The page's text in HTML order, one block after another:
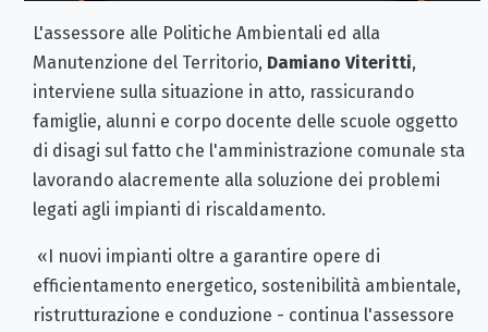
L'assessore alle Politiche Ambientali ed alla
Manutenzione del Territorio, Damiano Viteritti,
interviene sulla situazione in atto, rassicurando
famiglie, alunni e corpo docente delle scuole oggetto
di disagi sul fatto che l'amministrazione comunale sta
lavorando alacremente alla soluzione dei problemi
legati agli impianti di riscaldamento.
«I nuovi impianti oltre a garantire opere di
efficientamento energetico, sostenibilità ambientale,
ristrutturazione e conduzione - continua l'assessore